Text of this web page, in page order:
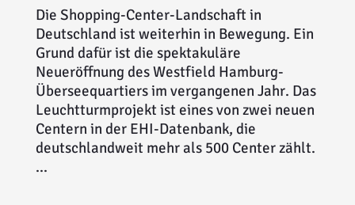
Die Shopping-Center-Landschaft in
Deutschland ist weiterhin in Bewegung. Ein
Grund dafür ist die spektakuläre
Neueröffnung des Westfield Hamburg-
Überseequartiers im vergangenen Jahr. Das
Leuchtturmprojekt ist eines von zwei neuen
Centern in der EHI-Datenbank, die
deutschlandweit mehr als 500 Center zählt.
...